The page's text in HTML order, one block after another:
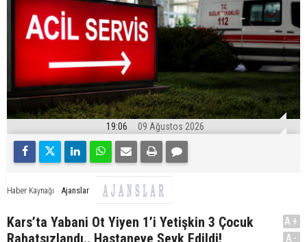
19:06 09 Ağustos 2026
Haber Kaynağı Ajanslar
Kars’ta Yabani Ot Yiyen 1’i Yetişkin 3 Çocuk
A+
A-